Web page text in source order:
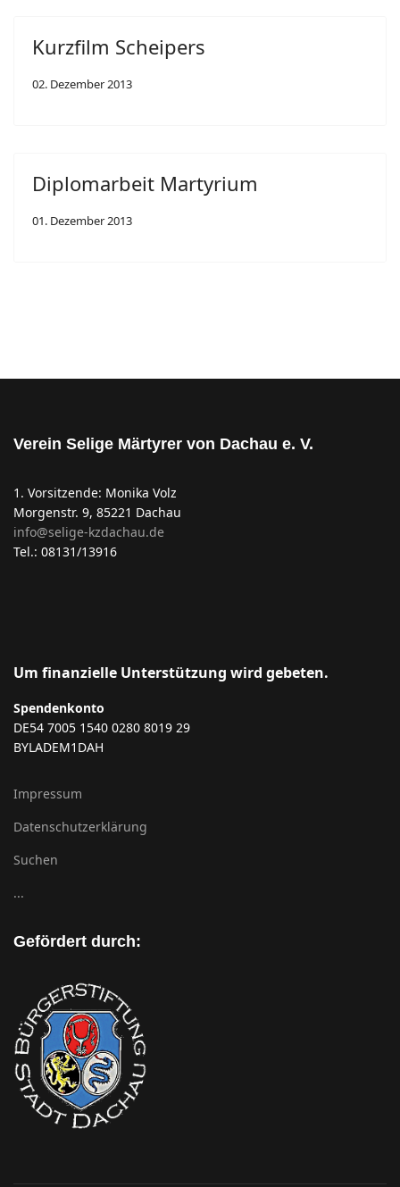
Kurzfilm Scheipers
02. Dezember 2013
Diplomarbeit Martyrium
01. Dezember 2013
Verein Selige Märtyrer von Dachau e. V.
1. Vorsitzende: Monika Volz
Morgenstr. 9, 85221 Dachau
info@selige-kzdachau.de
Tel.: 08131/13916
Um finanzielle Unterstützung wird gebeten.
Spendenkonto
DE54 7005 1540 0280 8019 29
BYLADEM1DAH
Impressum
Datenschutzerklärung
Suchen
...
Gefördert durch: